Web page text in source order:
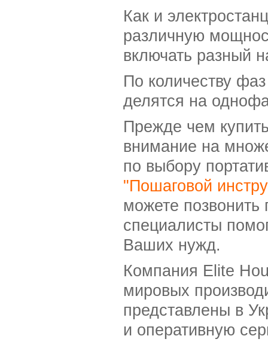
Как и
различную
включать разный
По количеству
делятся на
Прежде чем
внимание на
по выбору
"Пошаговой
можете
специалисты
Ваших нужд.
Компания Elite
мировых
представлены в
и оперативную